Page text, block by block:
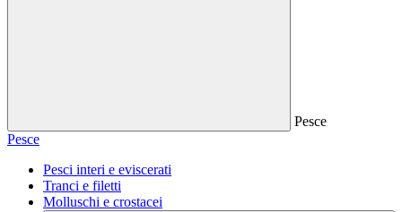
Pesce
Pesce
Pesci interi e eviscerati
Tranci e filetti
Molluschi e crostacei